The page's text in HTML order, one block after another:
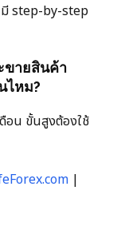
มี step-by-step
ขายสินค้า
ไหม?
อน ขั้นสูงต้องใช้
|